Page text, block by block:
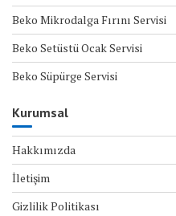
Beko Mikrodalga Fırını Servisi
Beko Setüstü Ocak Servisi
Beko Süpürge Servisi
Kurumsal
Hakkımızda
İletişim
Gizlilik Politikası